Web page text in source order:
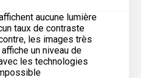
aucune lumière
taux de contraste
les images très
un niveau de
les technologies